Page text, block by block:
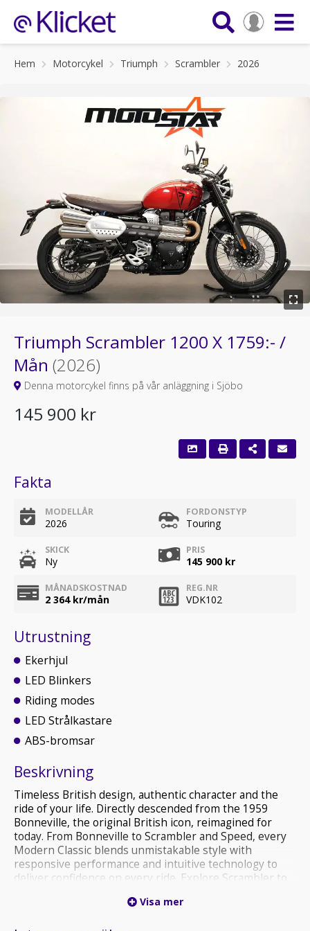
Hem Motorcykel Triumph Scrambler 2026
Triumph Scrambler 1200 X 1759:- /
Mån (2026)
Denna motorcykel finns på vår anläggning i Sjöbo
145 900 kr
Fakta
MODELLÅR
2026
FORDONSTYP
Touring
SKICK
Ny
PRIS
145 900 kr
MÅNADSKOSTNAD
2 364kr/mån
REG.NR
VDK102
Utrustning
Ekerhjul
LED Blinkers
Riding modes
LED Strålkastare
ABS-bromsar
Beskrivning
Timeless British design, authentic character and the
ride of your life. Directly descended from the 1959
Bonneville, the original British icon, reimagined for
today. From Bonneville to Scrambler and Speed, every
Modern Classic blends unmistakable style with
responsive performance and intuitive technology to
deliver confidence on every ride. Explore Scrambler to
Visa mer